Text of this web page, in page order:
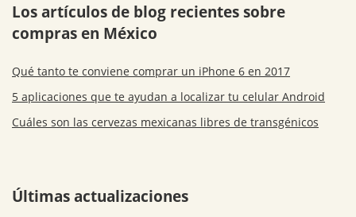
Los artículos de blog recientes sobre
compras en México
Qué tanto te conviene comprar un iPhone 6 en 2017
5 aplicaciones que te ayudan a localizar tu celular Android
Cuáles son las cervezas mexicanas libres de transgénicos
Últimas actualizaciones